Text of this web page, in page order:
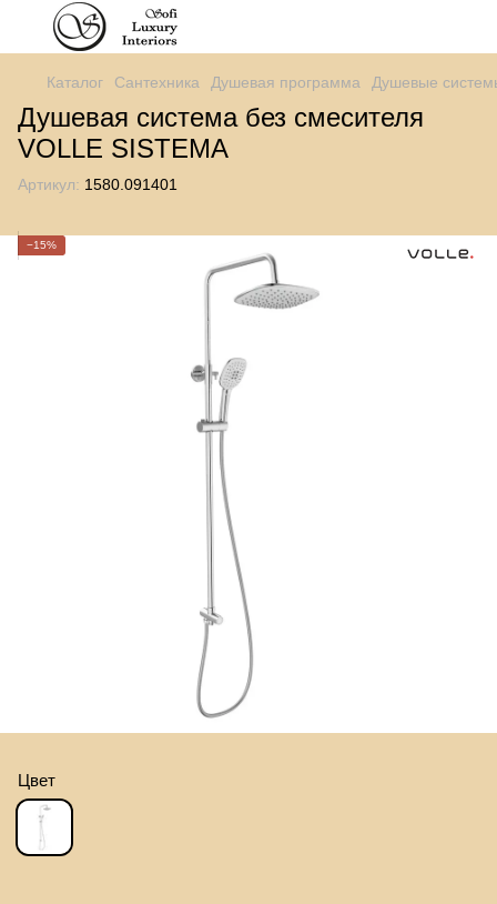
Каталог Сантехника Душевая программа Душевые
Душевая система без смесителя
VOLLE SISTEMA
Артикул: 1580.091401
−15%
Цвет